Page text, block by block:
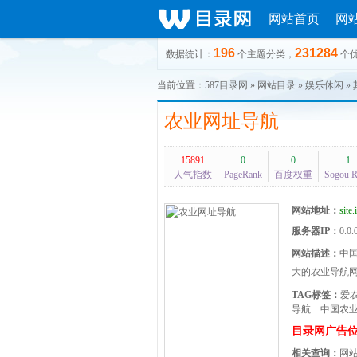
网站首页 网
数据统计： 196 个主题分类， 231284 个
当前位置： 587目录网 » 网站目录 » 娱乐休闲 »
农业网址导航
15891
人气指数
0
PageRank
0
百度权重
1
Sogou
网站地址：
服务器IP：
网站描述： 中
大的农业导航
TAG标签： 爱
导航
中国农
目录网广告
相关查询： 网